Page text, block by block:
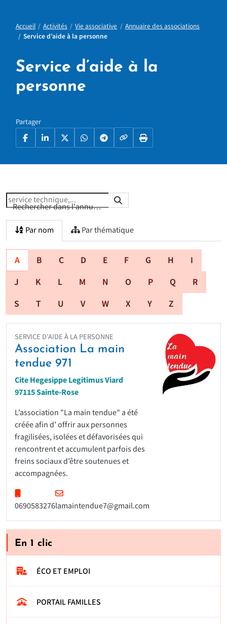
Accueil Activités Vie associative
Annuaire des associations
Service d’aide à la personne
Service d’aide à la
personne
Partager
FacebookLinkedIn
X WhatsAppTelegramCopier le lien
Imprimer la page
Rechercher dans l'annuaire Rechercher
Par nom Par thématique
A B C D E F G H
I
J
K L M N O P Q
R
S
T U V W X Y Z
SERVICE D’AIDE À LA PERSONNE
Association La main
tendue 971
Cite Hegesippe Legitimus Viard
97115 Sainte-Rose
L’association "La main tendue" a été
créée afin d’ offrir aux personnes
fragilisées, isolées et défavorisées qui
rencontrent et accumulent parfois des
freins sociaux d’être soutenues et
accompagnées.
0690583276lamaintendue7@gmail.com
En 1 clic
ÉCO ET EMPLOI
PORTAIL FAMILLES